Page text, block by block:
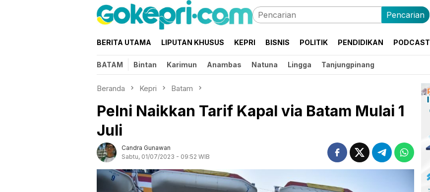
Pencarian
BERITA UTAMA LIPUTAN KHUSUS KEPRI BISNIS POLITIK PENDIDIKAN PODCAST
BATAM Bintan Karimun Anambas Natuna Lingga Tanjungpinang
Beranda Kepri Batam
Pelni Naikkan Tarif Kapal via Batam Mulai 1
Juli
Candra Gunawan
Sabtu, 01/07/2023 - 09:52 WIB